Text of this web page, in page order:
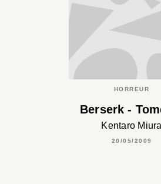
HORREUR
Berserk -
Kentaro Miura
20/05/2009